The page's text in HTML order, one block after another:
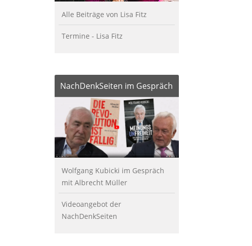
Alle Beiträge von Lisa Fitz
Termine - Lisa Fitz
NachDenkSeiten im Gespräch
Wolfgang Kubicki im Gespräch
mit Albrecht Müller
Videoangebot der
NachDenkSeiten